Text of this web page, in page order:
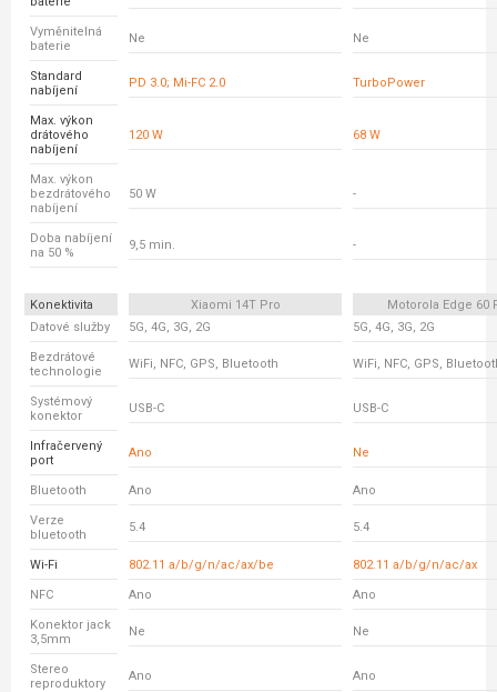
Vyměnitelná
baterie
Ne Ne
Standard
nabíjení
PD 3.0; Mi-FC 2.0 TurboPower
Max. výkon
drátového
nabíjení
120 W 68 W
Max. výkon
bezdrátového
nabíjení
50 W -
Doba nabíjení
na 50 %
9,5 min. -
Konektivita Xiaomi 14T Pro
Motorola Edge 60
Datové služby
5G, 4G, 3G, 2G 5G, 4G, 3G, 2G
Bezdrátové
technologie
WiFi, NFC, GPS, Bluetooth WiFi, NFC, GPS,
Systémový
konektor
USB-C USB-C
Infračervený
port
Ano Ne
Bluetooth Ano Ano
Verze
bluetooth
5.4 5.4
Wi-Fi 802.11 a/b/g/n/ac/ax/be 802.11 a/b/g/n/ac/ax
NFC Ano Ano
Konektor jack
3,5mm
Ne Ne
Stereo
reproduktory
Ano Ano